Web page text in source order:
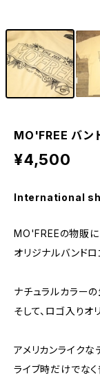
MO'FREE バン
¥4,500
International
MO'FREEの物販に
オリジナルバンド
ナチュラルカラー
そして、ロゴ入りオ
アメリカンライクな
ライブ時だけでなく